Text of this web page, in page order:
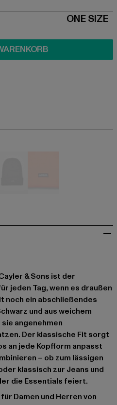
ONE SIZE
& Sons ist der
jeden Tag, wenn es draußen
noch ein abschließendes
und aus weichem
angenehmen
Der klassische Fit sorgt
an jede Kopfform anpasst
– ob zum lässigen
klassisch zur Jeans und
die Essentials feiert.